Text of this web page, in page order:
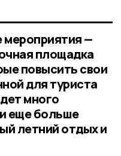
мероприятия —
площадка
повысить свои
для туриста
много
еще больше
летний отдых и